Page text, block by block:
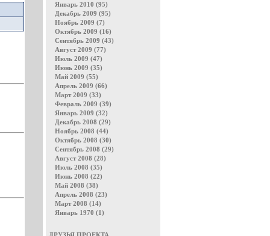
Январь 2010 (95)
Декабрь 2009 (95)
Ноябрь 2009 (7)
Октябрь 2009 (16)
Сентябрь 2009 (43)
Август 2009 (77)
Июль 2009 (47)
Июнь 2009 (35)
Май 2009 (55)
Апрель 2009 (66)
Март 2009 (33)
Февраль 2009 (39)
Январь 2009 (32)
Декабрь 2008 (29)
Ноябрь 2008 (44)
Октябрь 2008 (30)
Сентябрь 2008 (29)
Август 2008 (28)
Июль 2008 (35)
Июнь 2008 (22)
Май 2008 (38)
Апрель 2008 (23)
Март 2008 (14)
Январь 1970 (1)